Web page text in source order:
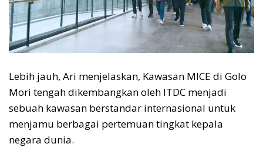
Lebih jauh, Ari menjelaskan, Kawasan MICE di Golo
Mori tengah dikembangkan oleh ITDC menjadi
sebuah kawasan berstandar internasional untuk
menjamu berbagai pertemuan tingkat kepala
negara dunia.